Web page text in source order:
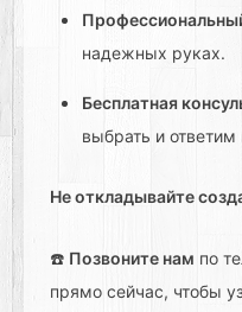
надежных руках.
Бесплатная
выбрать и
Не откладывайте
☎️ Позвоните нам по
прямо сейчас, чтобы